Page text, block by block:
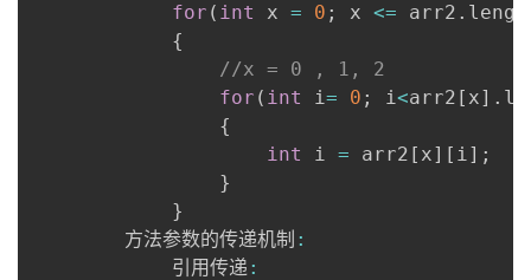
for ( int x = 0 ; x <= arr2 .
{
//x = 0 , 1, 2
for ( int i= 0 ; i<arr2 [ x] .
{
int
i = arr2 [ x] [ i] ;
}
}
      	方法参数的传递机制
:
      		引用传递
: